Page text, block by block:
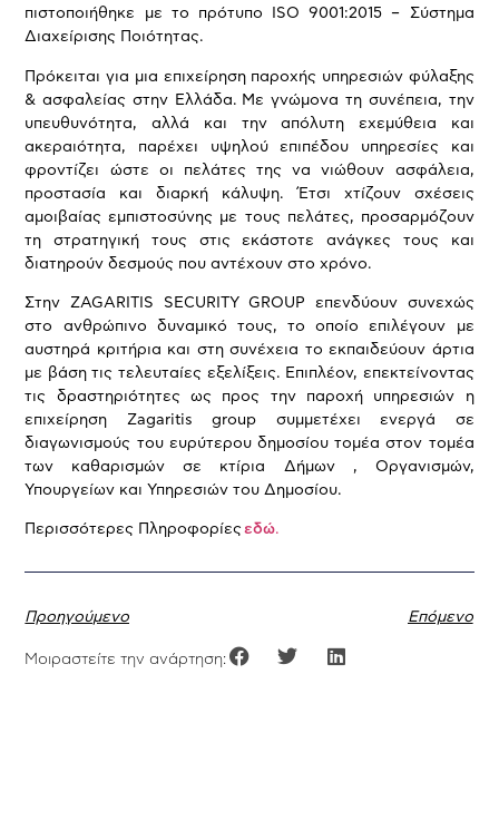
πιστοποιήθηκε με το πρότυπο ISO 9001:2015 – Σύστημα
Διαχείρισης Ποιότητας.
Πρόκειται για μια επιχείρηση παροχής υπηρεσιών φύλαξης
& ασφαλείας στην Ελλάδα. Με γνώμονα τη συνέπεια, την
υπευθυνότητα, αλλά και την απόλυτη εχεμύθεια και
ακεραιότητα, παρέχει υψηλού επιπέδου υπηρεσίες και
φροντίζει ώστε οι πελάτες της να νιώθουν ασφάλεια,
προστασία και διαρκή κάλυψη. Έτσι χτίζουν σχέσεις
αμοιβαίας εμπιστοσύνης με τους πελάτες, προσαρμόζουν
τη στρατηγική τους στις εκάστοτε ανάγκες τους και
διατηρούν δεσμούς που αντέχουν στο χρόνο.
Στην ZAGARITIS SECURITY GROUP επενδύουν συνεχώς
στο ανθρώπινο δυναμικό τους, το οποίο επιλέγουν με
αυστηρά κριτήρια και στη συνέχεια το εκπαιδεύουν άρτια
με βάση τις τελευταίες εξελίξεις. Επιπλέον, επεκτείνοντας
τις δραστηριότητες ως προς την παροχή υπηρεσιών η
επιχείρηση Zagaritis group συμμετέχει ενεργά σε
διαγωνισμούς του ευρύτερου δημοσίου τομέα στον τομέα
των καθαρισμών σε κτίρια Δήμων , Οργανισμών,
Υπουργείων και Υπηρεσιών του Δημοσίου.
Περισσότερες Πληροφορίεςεδώ.
Προηγούμενο Επόμενο
Μοιραστείτε την ανάρτηση: